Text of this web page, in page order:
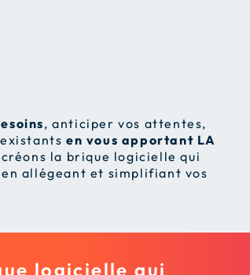
, anticiper vos attentes,
en vous apportant LA
créons la brique logicielle qui
allégeant et simplifiant vos
logicielle qui